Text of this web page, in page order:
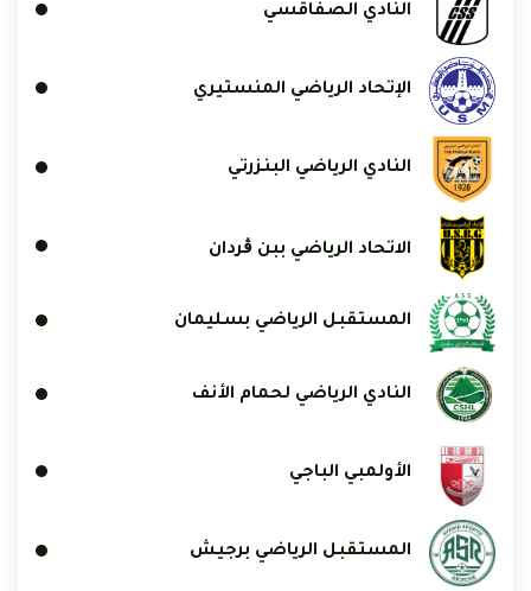
النادي الصفاقسي
الإتحاد الرياضي المنستيري
النادي الرياضي البنزرتي
الاتحاد الرياضي ببن ڨردان
المستقبل الرياضي بسليمان
النادي الرياضي لحمام الأنف
الأولمبي الباجي
المستقبل الرياضي برجيش